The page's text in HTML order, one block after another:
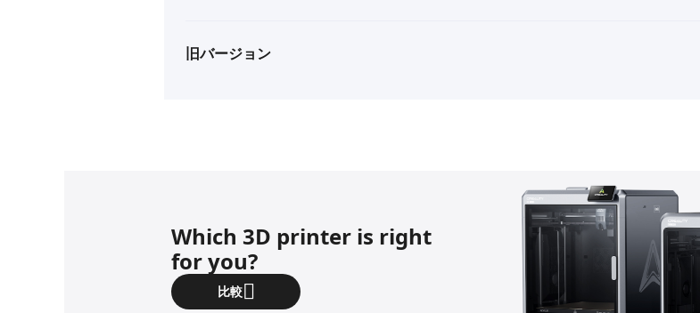
旧バージョン
Which 3D printer is right
for you?
比較